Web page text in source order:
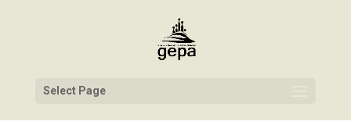
Select Page